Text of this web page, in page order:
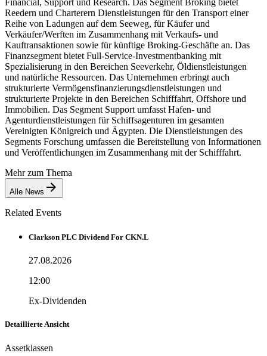
Reedern und Charterern Dienstleistungen für den Transport einer
Reihe von Ladungen auf dem Seeweg, für Käufer und
Verkäufer/Werften im Zusammenhang mit Verkaufs- und
Kauftransaktionen sowie für künftige Broking-Geschäfte an. Das
Finanzsegment bietet Full-Service-Investmentbanking mit
Spezialisierung in den Bereichen Seeverkehr, Öldienstleistungen
und natürliche Ressourcen. Das Unternehmen erbringt auch
strukturierte Vermögensfinanzierungsdienstleistungen und
strukturierte Projekte in den Bereichen Schifffahrt, Offshore und
Immobilien. Das Segment Support umfasst Hafen- und
Agenturdienstleistungen für Schiffsagenturen im gesamten
Vereinigten Königreich und Ägypten. Die Dienstleistungen des
Segments Forschung umfassen die Bereitstellung von Informationen
und Veröffentlichungen im Zusammenhang mit der Schifffahrt.
Mehr zum Thema
Alle News
Related Events
Clarkson PLC Dividend For CKN.L
27.08.2026
12:00
Ex-Dividenden
Detaillierte Ansicht
Assetklassen